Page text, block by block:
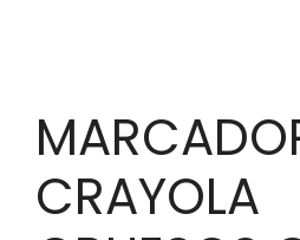
CRAYOLA